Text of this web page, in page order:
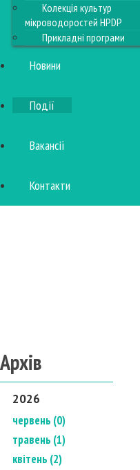
Колекція культур
мікроводоростей HPDP
Прикладні програми
Новини
Події
Вакансії
Контакти
Архів
2026
червень (0)
травень (1)
квітень (2)